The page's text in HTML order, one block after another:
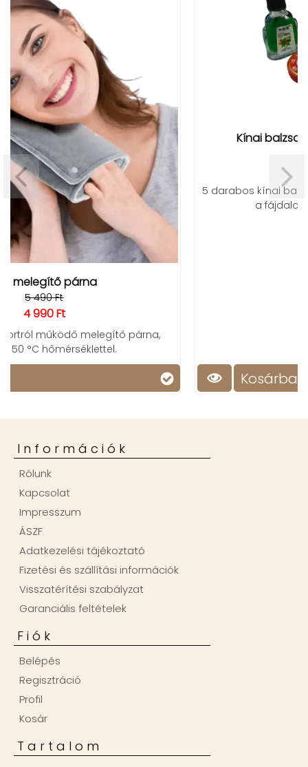
Kínai balzsam csomag (5 darabos)
2 850 Ft
1 990 Ft
5 darabos kínai balzsam csomag (vietnámi & tigris)
a fájdalom és a csípések ellen.
Információk
Rólunk
Kapcsolat
Impresszum
ÁSZF
Adatkezelési tájékoztató
Fizetési és szállítási információk
Visszatérítési szabályzat
Garanciális feltételek
Fiók
Belépés
Regisztráció
Profil
Kosár
Tartalom